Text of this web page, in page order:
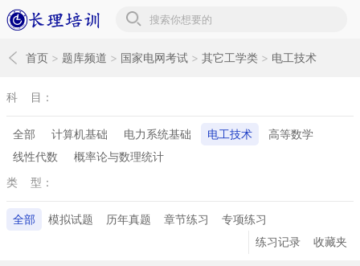
长理培训题库
首页 > 题库频道 > 国家电网考试 > 其它工学类 > 电工技术
科 目：
全部 计算机基础 电力系统基础 电工技术
高等数学
线性代数
概率论与数理统计
类 型：
全部 模拟试题 历年真题 章节练习
专项练习
练习记录
收藏夹